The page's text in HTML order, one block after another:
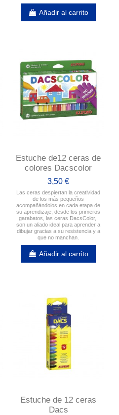
Añadir al carrito
Estuche de12 ceras de
colores Dacscolor
3,50 €
Las ceras despiertan la creatividad
de los más pequeños
acompañándolos en cada etapa de
su aprendizaje, desde los primeros
garabatos, las ceras DacsColor,
son un aliado ideal para aprender a
dibujar gracias a su resistencia y a
que no manchan.
Añadir al carrito
Estuche de 12 ceras
Dacs